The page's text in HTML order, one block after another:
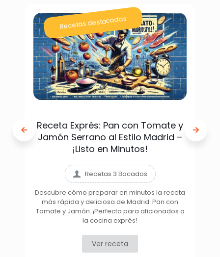
Recetas destacadas
Receta Exprés: Pan con Tomate y
Jamón Serrano al Estilo Madrid –
¡Listo en Minutos!
Recetas 3 Bocados
Descubre cómo preparar en minutos la receta
más rápida y deliciosa de Madrid: Pan con
Tomate y Jamón. ¡Perfecta para aficionados a
la cocina exprés!
Ver receta